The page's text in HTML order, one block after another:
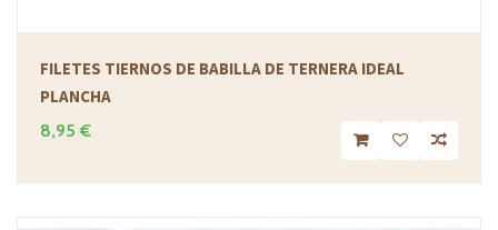
FILETES TIERNOS DE BABILLA DE TERNERA IDEAL
PLANCHA
8,95 €